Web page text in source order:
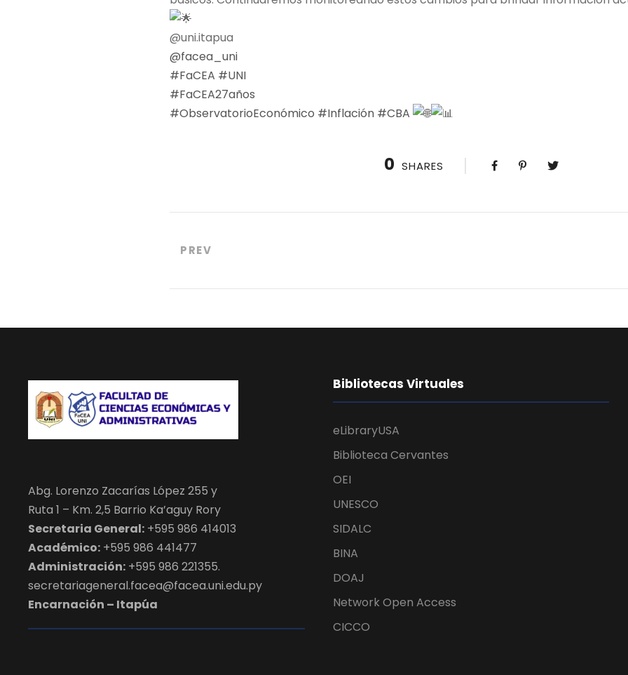
@uni.itapua
@facea_uni
#FaCEA #UNI
#FaCEA27años
#ObservatorioEconómico #Inflación #CBA
0 SHARES
PREV
Abg. Lorenzo Zacarías López 255 y
Ruta 1 – Km. 2,5 Barrio Ka’aguy Rory
Secretaria General: +595 986 414013
Académico: +595 986 441477
Administración: +595 986 221355.
secretariageneral.facea@facea.uni.edu.py
Encarnación – Itapúa
Bibliotecas Virtuales
eLibraryUSA
Biblioteca Cervantes
OEI
UNESCO
SIDALC
BINA
DOAJ
Network Open Access
CICCO